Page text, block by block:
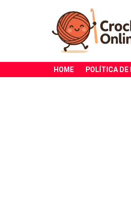
HOME POLÍTICA DE